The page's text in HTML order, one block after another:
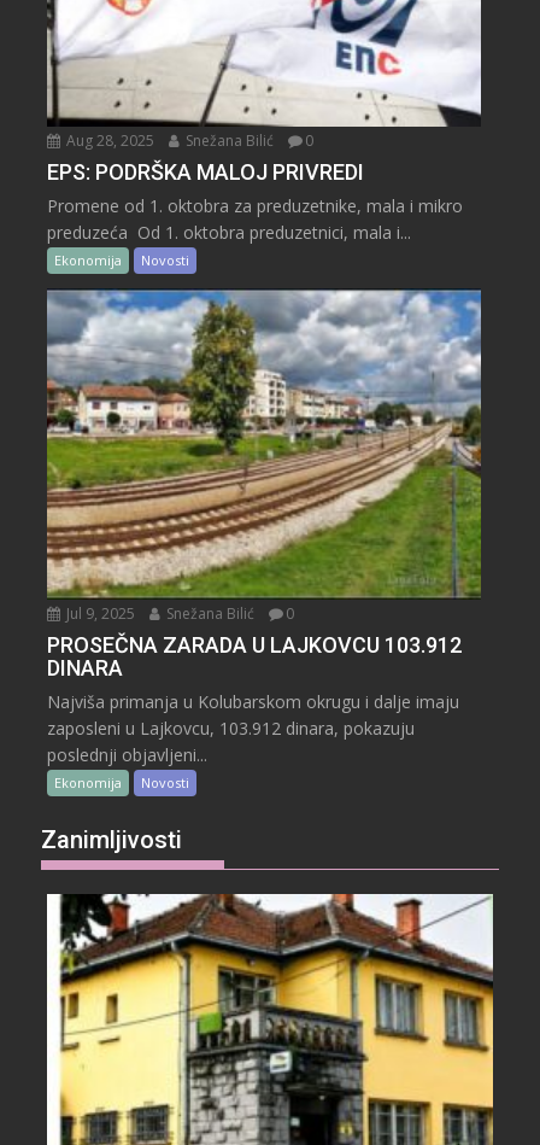
Aug 28, 2025 Snežana Bilić 0
EPS: PODRŠKA MALOJ PRIVREDI
Promene od 1. oktobra za preduzetnike, mala i mikro
preduzeća Od 1. oktobra preduzetnici, mala i...
Ekonomija Novosti
Jul 9, 2025 Snežana Bilić 0
PROSEČNA ZARADA U LAJKOVCU 103.912
DINARA
Najviša primanja u Kolubarskom okrugu i dalje imaju
zaposleni u Lajkovcu, 103.912 dinara, pokazuju
poslednji objavljeni...
Ekonomija Novosti
Zanimljivosti